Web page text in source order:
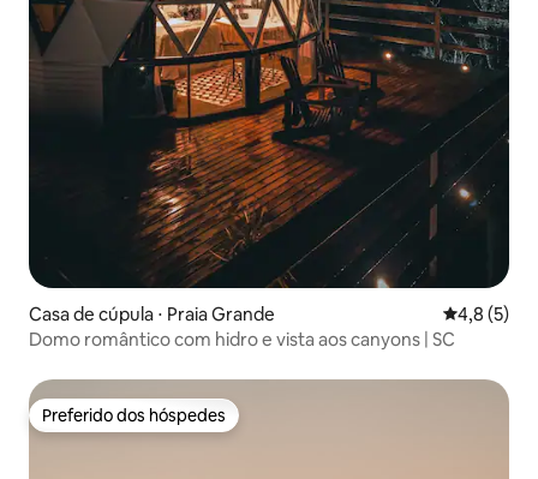
Casa de cúpula ⋅ Praia Grande 4,8 de
4,8 (5)
Domo romântico com hidro e vista aos canyons | SC
Preferido dos hóspedes
Preferido dos hóspedes